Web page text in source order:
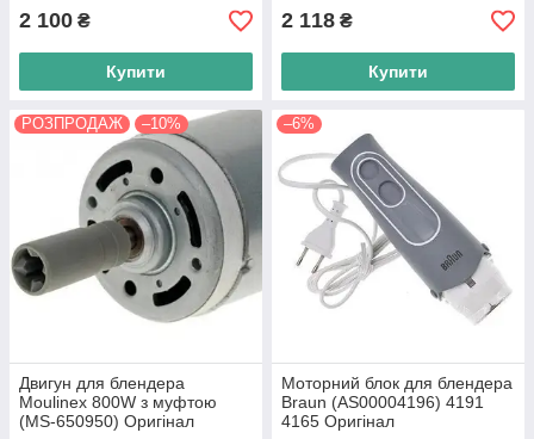
2 100 ₴
Купити
2 118 ₴
Купити
РОЗПРОДАЖ –10%
Двигун для блендера
Moulinex 800W з муфтою
(MS-650950) Оригінал
–6%
Моторний блок для блендера
Braun (AS00004196) 4191
4165 Оригінал